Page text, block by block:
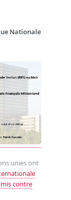
Nationale
unies ont
contre